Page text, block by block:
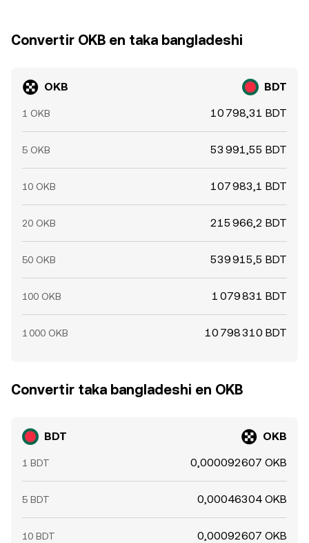
Convertir OKB en taka bangladeshi
OKB BDT
1 OKB 10 798,31 BDT
5 OKB 53 991,55 BDT
10 OKB 107 983,1 BDT
20 OKB 215 966,2 BDT
50 OKB 539 915,5 BDT
100 OKB 1 079 831 BDT
1 000 OKB 10 798 310 BDT
Convertir taka bangladeshi en OKB
BDT OKB
1 BDT 0,000092607 OKB
5 BDT 0,00046304 OKB
10 BDT 0,00092607 OKB